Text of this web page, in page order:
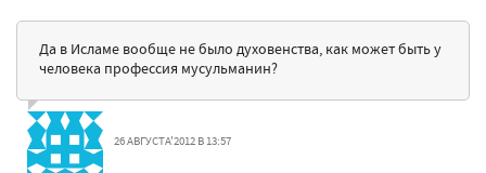
Да в Исламе вообще не было духовенства, как может быть у
человека профессия мусульманин?
26 АВГУСТА'2012 В 13:57